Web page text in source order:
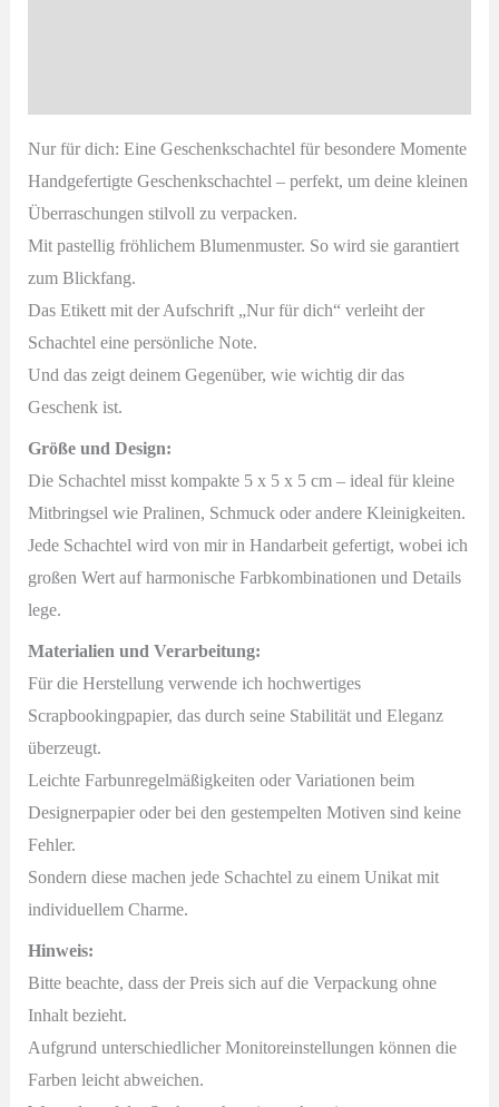
Nur für dich: Eine Geschenkschachtel für besondere Momente
Handgefertigte Geschenkschachtel – perfekt, um deine kleinen
Überraschungen stilvoll zu verpacken.
Mit pastellig fröhlichem Blumenmuster. So wird sie garantiert
zum Blickfang.
Das Etikett mit der Aufschrift „Nur für dich“ verleiht der
Schachtel eine persönliche Note.
Und das zeigt deinem Gegenüber, wie wichtig dir das
Geschenk ist.
Größe und Design:
Die Schachtel misst kompakte 5 x 5 x 5 cm – ideal für kleine
Mitbringsel wie Pralinen, Schmuck oder andere Kleinigkeiten.
Jede Schachtel wird von mir in Handarbeit gefertigt, wobei ich
großen Wert auf harmonische Farbkombinationen und Details
lege.
Materialien und Verarbeitung:
Für die Herstellung verwende ich hochwertiges
Scrapbookingpapier, das durch seine Stabilität und Eleganz
überzeugt.
Leichte Farbunregelmäßigkeiten oder Variationen beim
Designerpapier oder bei den gestempelten Motiven sind keine
Fehler.
Sondern diese machen jede Schachtel zu einem Unikat mit
individuellem Charme.
Hinweis:
Bitte beachte, dass der Preis sich auf die Verpackung ohne
Inhalt bezieht.
Aufgrund unterschiedlicher Monitoreinstellungen können die
Farben leicht abweichen.